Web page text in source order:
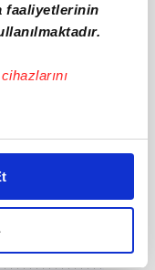
faaliyetlerinin
özel
Bunu yaparken
sunmak
adına
ve bu noktada,